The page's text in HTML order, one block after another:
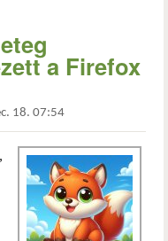
a Firefox
18. 07:54